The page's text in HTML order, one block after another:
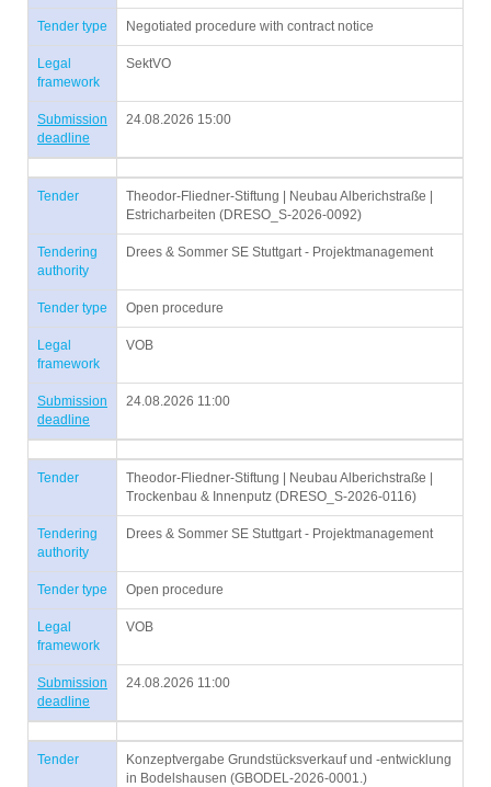
Tender type Negotiated procedure with contract notice
Legal
framework
SektVO
Submission
deadline
24.08.2026 15:00
Tender
Theodor-Fliedner-Stiftung | Neubau Alberichstraße |
Estricharbeiten (DRESO_S-2026-0092)
Tendering
authority
Drees & Sommer SE Stuttgart - Projektmanagement
Tender type Open procedure
Legal
framework
VOB
Submission
deadline
24.08.2026 11:00
Tender
Theodor-Fliedner-Stiftung | Neubau Alberichstraße |
Trockenbau & Innenputz (DRESO_S-2026-0116)
Tendering
authority
Drees & Sommer SE Stuttgart - Projektmanagement
Tender type Open procedure
Legal
framework
VOB
Submission
deadline
24.08.2026 11:00
Tender
Konzeptvergabe Grundstücksverkauf und -entwicklung
in Bodelshausen (GBODEL-2026-0001.)